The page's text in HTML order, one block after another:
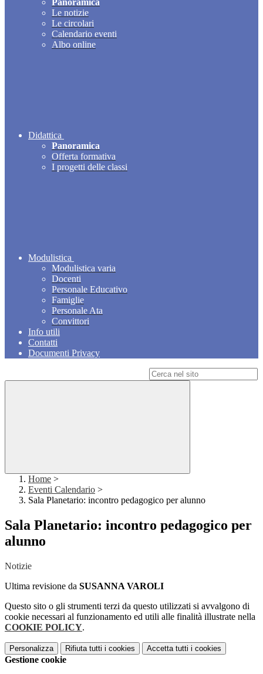
Panoramica
Le notizie
Le circolari
Calendario eventi
Albo online
Didattica
Panoramica
Offerta formativa
I progetti delle classi
Modulistica
Modulistica varia
Docenti
Personale Educativo
Famiglie
Personale Ata
Convittori
Info utili
Contatti
Documenti Privacy
Home >
Eventi Calendario >
Sala Planetario: incontro pedagogico per alunno
Sala Planetario: incontro pedagogico per
alunno
Notizie
Ultima revisione da SUSANNA VAROLI
Questo sito o gli strumenti terzi da questo utilizzati si avvalgono di
cookie necessari al funzionamento ed utili alle finalità illustrate nella
COOKIE POLICY.
Personalizza Rifiuta tutti i cookies Accetta tutti i cookies
Gestione cookie